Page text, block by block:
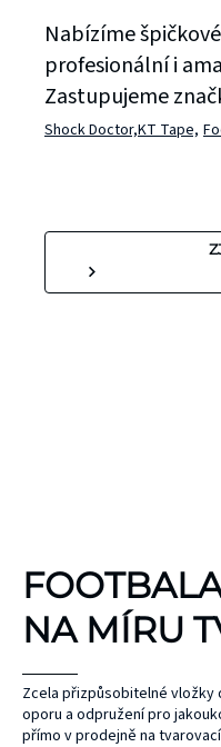
Nabízíme
profesionální i
Zastupujeme
Shock Doctor,KT Tape,
NA MÍRU
Zcela přizpůsobitelné
oporu a odpružení pro
přímo v prodejně na
UNIHOC